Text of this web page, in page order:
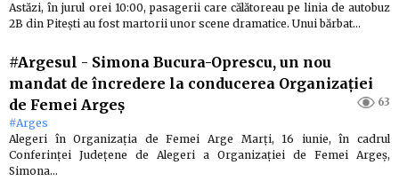
Astăzi, în jurul orei 10:00, pasagerii care călătoreau pe linia de autobuz
2B din Pitești au fost martorii unor scene dramatice. Unui bărbat…
#Argesul - Simona Bucura-Oprescu, un nou
mandat de încredere la conducerea Organizației
de Femei Argeș
63
#Arges
Alegeri în Organizația de Femei Arge Marți, 16 iunie, în cadrul
Conferinței Județene de Alegeri a Organizației de Femei Argeș,
Simona…